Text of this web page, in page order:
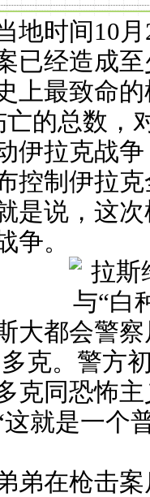
地时间10
已经造成
上最致命
亡的总数，
伊拉克战
控制伊拉
是说，这
争。
大都会警
多克。警方
克同恐怖
就是一个
弟在枪击